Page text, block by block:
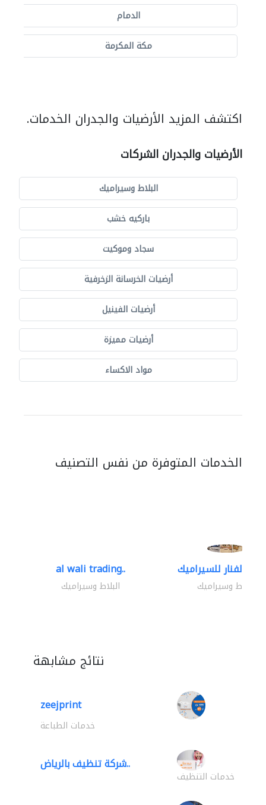
الدمام
مكة المكرمة
اكتشف المزيد الأرضيات والجدران الخدمات.
الأرضيات والجدران الشركات
البلاط وسيراميك
باركيه خشب
سجاد وموكيت
أرضيات الخرسانة الزخرفية
أرضيات الفينيل
أرضيات مميزة
مواد الاكساء
الخدمات المتوفرة من نفس التصنيف
al wali trading..
البلاط وسيراميك البلاط وسيراميك
نتائج مشابهة
zeejprint
خدمات الطباعة
شركة تنظيف بالرياض..
خدمات التنظيف